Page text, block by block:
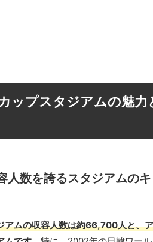
ップスタジアムの魅力
人数を誇るスタジアムの
アムの収容人数は約66,700人と、